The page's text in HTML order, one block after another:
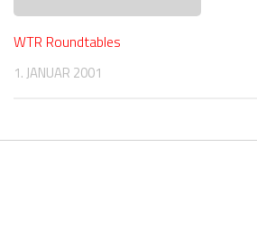
WTR Roundtables
1. JANUAR 2001